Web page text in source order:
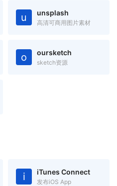
u unsplash
高清可商用图片素材
o oursketch
sketch资源
i iTunes Connect
发布iOS App